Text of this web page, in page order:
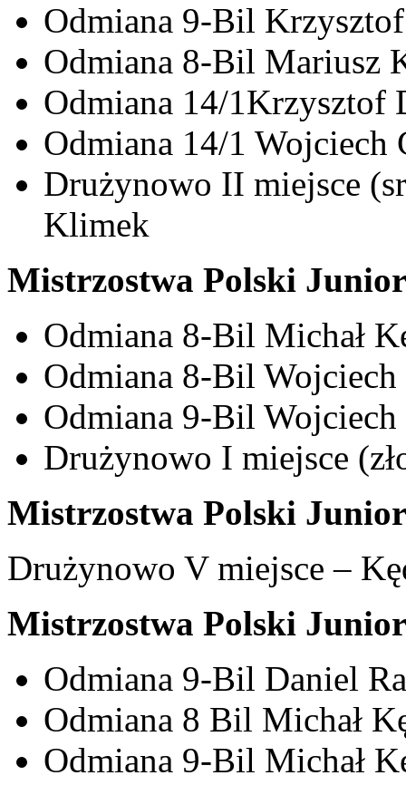
Odmiana 9-Bil
Odmiana 8-Bil Mariusz
Odmiana 14/1Krzysztof
Odmiana 14/1 Wojciech
Drużynowo II miejsce
Klimek
Mistrzostwa Polski
Odmiana 8-Bil Michał
Odmiana 8-Bil
Odmiana 9-Bil
Drużynowo I miejsce
Mistrzostwa Polski
Drużynowo V miejsce –
Mistrzostwa Polski
Odmiana 9-Bil Daniel
Odmiana 8 Bil Michał
Odmiana 9-Bil Michał